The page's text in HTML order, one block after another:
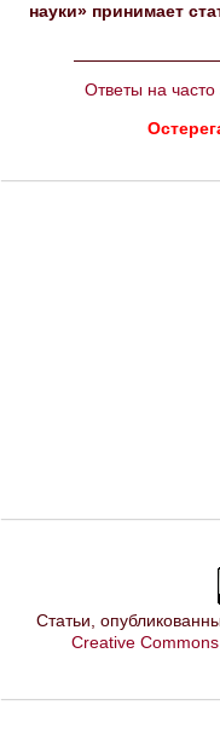
науки» принимает
Ответы на
Статьи,
Creative